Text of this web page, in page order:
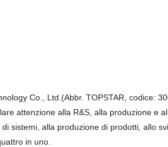
Co., Ltd.(Abbr. TOPSTAR, codice:
attenzione alla R&S, alla produzione e
sistemi, alla produzione di prodotti, allo
in uno.